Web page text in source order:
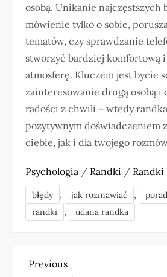
osobą. Unikanie najczęstszych
mówienie tylko o sobie,
tematów, czy sprawdzanie
stworzyć bardziej komfortową
atmosferę. Kluczem jest bycie
zainteresowanie drugą osobą i
radości z chwili – wtedy
pozytywnym doświadczeniem
ciebie, jak i dla twojego
Psychologia / Randki /
błędy , jak rozmawiać ,
randki , udana randka
N
Previous
Previous